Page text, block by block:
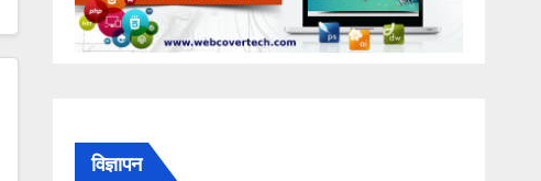
विज्ञापन